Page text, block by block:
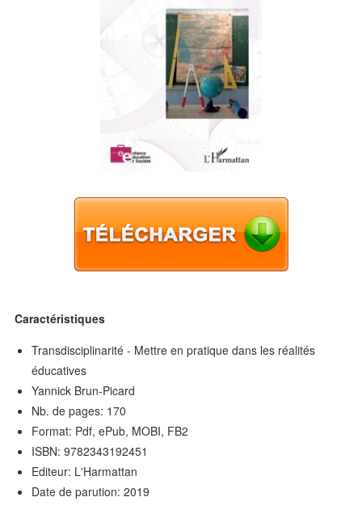
Caractéristiques
Transdisciplinarité - Mettre en pratique dans les réalités
éducatives
Yannick Brun-Picard
Nb. de pages: 170
Format: Pdf, ePub, MOBI, FB2
ISBN: 9782343192451
Editeur: L'Harmattan
Date de parution: 2019